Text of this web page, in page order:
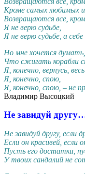
Кроме самых любимых
Возвращаются все,
Я не верю судьбе,
Я не верю судьбе, а
Но мне хочется
Что сжигать корабли
Я, конечно, вернусь,
Я, конечно, спою,
Я, конечно, спою, – не
Владимир Высоцкий
Не завидуй
Не завидуй другу, если
Если он красивей, если
Пусть его достатки,
У твоих сандалий не